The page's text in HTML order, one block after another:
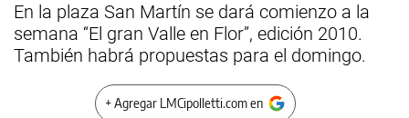
En la plaza San Martín se dará comienzo a la
semana “El gran Valle en Flor”, edición 2010.
También habrá propuestas para el domingo.
+ Agregar LMCipolletti.com en